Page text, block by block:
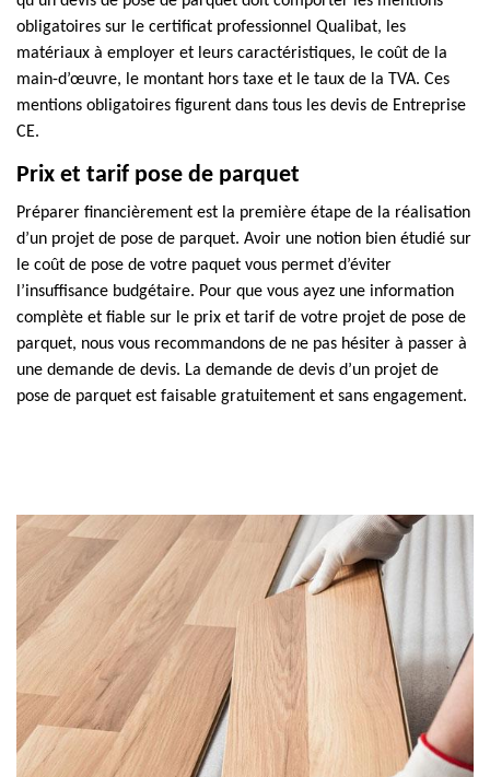
obligatoires sur le certificat professionnel Qualibat, les
matériaux à employer et leurs caractéristiques, le coût de la
main-d’œuvre, le montant hors taxe et le taux de la TVA. Ces
mentions obligatoires figurent dans tous les devis de Entreprise
CE.
Prix et tarif pose de parquet
Préparer financièrement est la première étape de la réalisation
d’un projet de pose de parquet. Avoir une notion bien étudié sur
le coût de pose de votre paquet vous permet d’éviter
l’insuffisance budgétaire. Pour que vous ayez une information
complète et fiable sur le prix et tarif de votre projet de pose de
parquet, nous vous recommandons de ne pas hésiter à passer à
une demande de devis. La demande de devis d’un projet de
pose de parquet est faisable gratuitement et sans engagement.